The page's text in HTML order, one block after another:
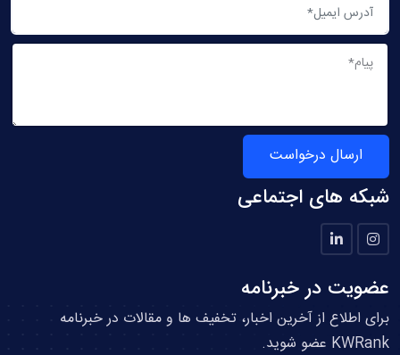
ارسال درخواست
شبکه های اجتماعی
عضویت در خبرنامه
برای اطلاع از آخرین اخبار، تخفیف ها و مقالات در خبرنامه
KWRank عضو شوید.